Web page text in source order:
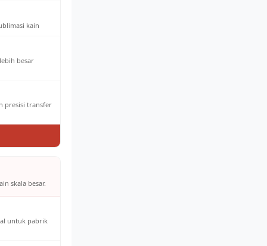
kain
besar
presisi transfer
skala besar.
untuk pabrik